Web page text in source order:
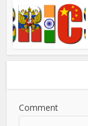
Comment